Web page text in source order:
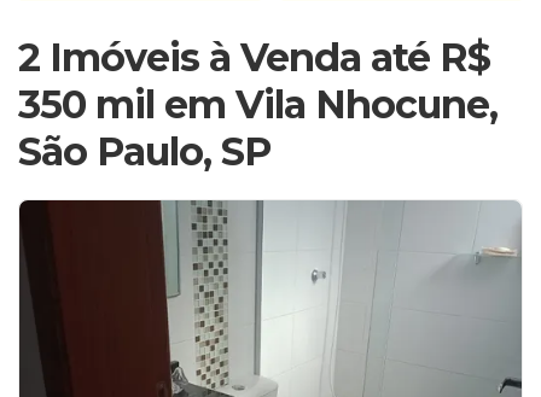
2 Imóveis à Venda até R$
350 mil em Vila Nhocune,
São Paulo, SP